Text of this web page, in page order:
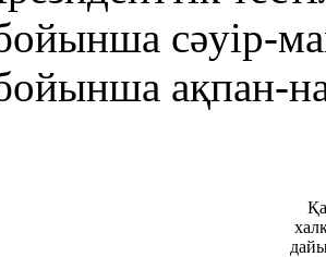
сәуір-
ақпан-